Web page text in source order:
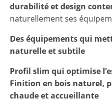
durabilité et design
naturellement ses
Des équipements qui
naturelle et subtile
Profil slim qui optimise
Finition en bois naturel,
chaude et accueillante